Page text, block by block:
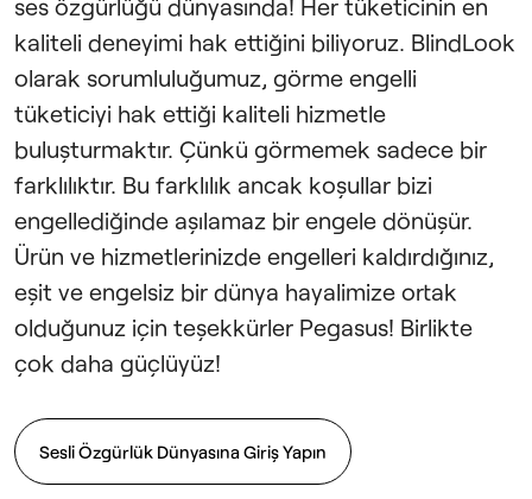
kaliteli deneyimi hak ettiğini biliyoruz. BlindLook
olarak sorumluluğumuz, görme engelli
tüketiciyi hak ettiği kaliteli hizmetle
buluşturmaktır. Çünkü görmemek sadece bir
farklılıktır. Bu farklılık ancak koşullar bizi
engellediğinde aşılamaz bir engele dönüşür.
Ürün ve hizmetlerinizde engelleri kaldırdığınız,
eşit ve engelsiz bir dünya hayalimize ortak
olduğunuz için teşekkürler Pegasus! Birlikte
çok daha güçlüyüz!
Sesli Özgürlük Dünyasına Giriş Yapın